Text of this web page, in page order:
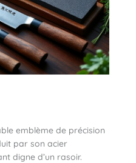
emblème de précision
par son acier
digne d’un rasoir.